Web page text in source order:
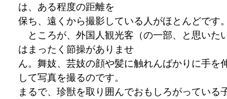
は、ある程度の距離を
保ち、遠くから撮影している人がほとんどです
ところが、外国人観光客（の一部、と思いた
はまったく節操がありませ
ん。舞妓、芸妓の顔や髪に触れんばかりに手を
して写真を撮るのです。
まるで、珍獣を取り囲んでおもしろがっている